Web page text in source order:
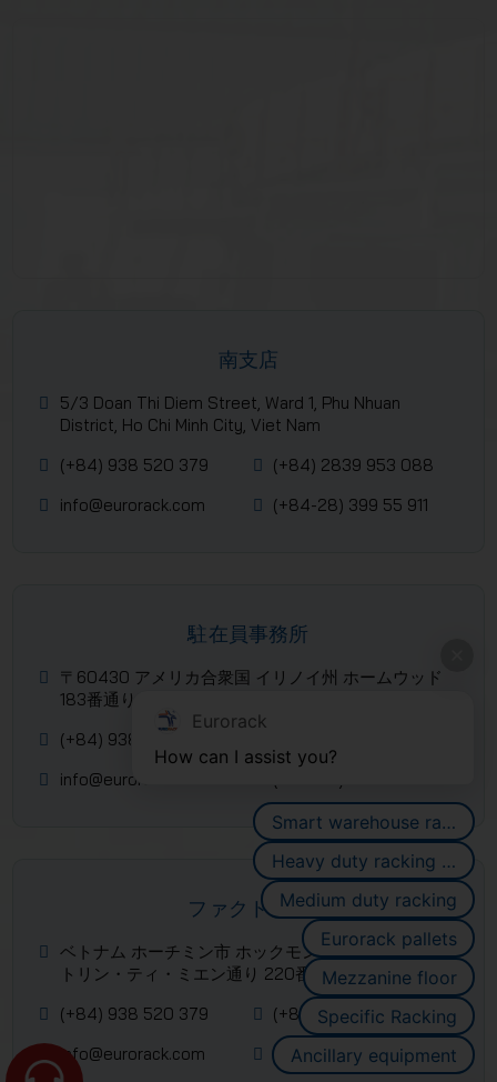
南支店
5/3 Doan Thi Diem Street, Ward 1, Phu Nhuan
District, Ho Chi Minh City, Viet Nam
(+84) 938 520 379
(+84) 2839 953 088
info@eurorack.com
(+84-28) 399 55 911
駐在員事務所
〒60430 アメリカ合衆国 イリノイ州 ホームウッド
183番通り 3323 (シカゴ)
(+84) 938 520 379
info@eurorack.com
ファクトリー
ベトナム ホーチミン市 ホックモン郡 トイタムモン社
トリン・ティ・ミエン通り 220番
(+84) 938 520 379
(+84) 2839 953 088
info@eurorack.com
(+84-28) 399 55 911
Eurorack
How can I assist you?
Smart warehouse racking systems
Heavy duty racking systems
Medium duty racking
Eurorack pallets
Mezzanine floor
Specific Racking
Ancillary equipment